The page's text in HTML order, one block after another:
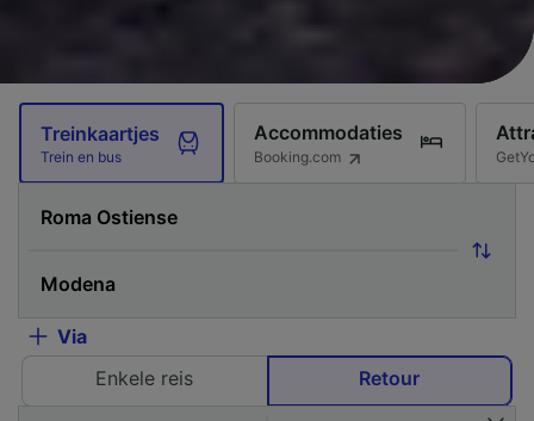
Treinkaartjes
Trein en bus
Accommodaties
Booking.com
Via
Enkele reis
Retour